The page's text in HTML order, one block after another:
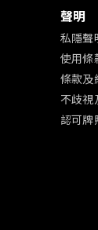
聲明
私隱聲
使用條
條款及
不歧視
認可牌